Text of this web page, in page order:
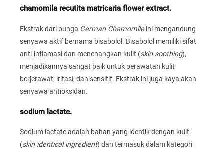
chamomila recutita matricaria flower extract.
Ekstrak dari bunga German Chamomileini mengandung
senyawa aktif bernama bisabolol. Bisabolol memiliki sifat
anti-inflamasi dan menenangkan kulit (skin-soothing),
menjadikannya sangat baik untuk perawatan kulit
berjerawat, iritasi, dan sensitif. Ekstrak ini juga kaya akan
senyawa antioksidan.
sodium lactate.
Sodium lactate adalah bahan yang identik dengan kulit
(skin identical ingredient) dan termasuk dalam kategori